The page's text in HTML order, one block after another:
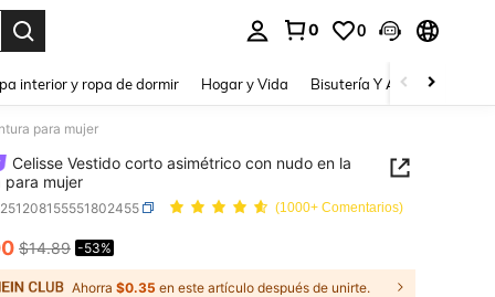
0 0
interior y ropa de dormir Hogar y Vida Bisutería Y Accesorios
para mujer
Celisse Vestido corto asimétrico con nudo en la
para mujer
(1000+ Comentarios)
AND AVAILABILITY
$14.89 -53%
Ahorra $0.35 en este artículo después de unirte.